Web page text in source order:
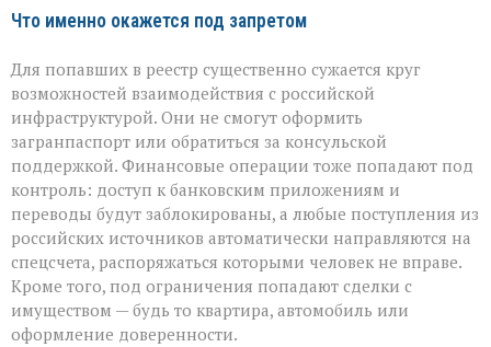
Что именно окажется под запретом
Для попавших в реестр существенно сужается круг
возможностей взаимодействия с российской
инфраструктурой. Они не смогут оформить
загранпаспорт или обратиться за консульской
поддержкой. Финансовые операции тоже попадают под
контроль: доступ к банковским приложениям и
переводы будут заблокированы, а любые поступления из
российских источников автоматически направляются на
спецсчета, распоряжаться которыми человек не вправе.
Кроме того, под ограничения попадают сделки с
имуществом — будь то квартира, автомобиль или
оформление доверенности.